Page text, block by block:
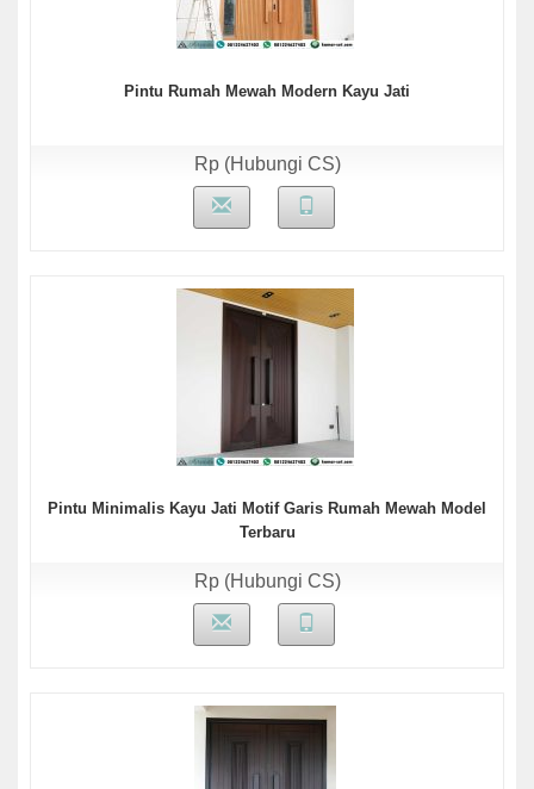
Pintu Rumah Mewah Modern Kayu Jati
Rp (Hubungi CS)
Pintu Minimalis Kayu Jati Motif Garis Rumah Mewah Model
Terbaru
Rp (Hubungi CS)